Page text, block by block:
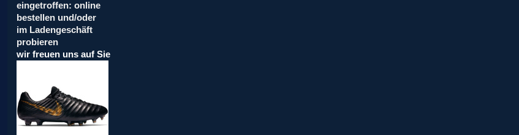
eingetroffen: online
bestellen und/oder
im Ladengeschäft
probieren
wir freuen uns auf Sie